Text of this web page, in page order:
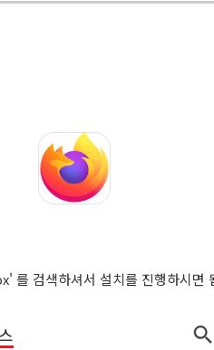
를 검색하셔서 설치를 진행하시면